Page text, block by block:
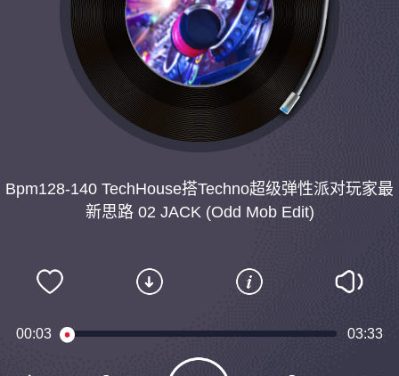
Bpm128-140 TechHouse搭Techno超级弹性派对玩家最
新思路 02 JACK (Odd Mob Edit)
00:03 03:33